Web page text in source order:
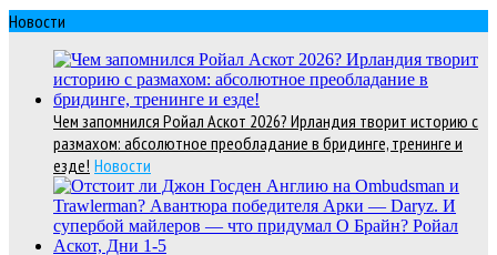
Новости
Чем запомнился Ройал Аскот 2026? Ирландия творит историю с
размахом: абсолютное преобладание в бридинге, тренинге и
езде! Новости